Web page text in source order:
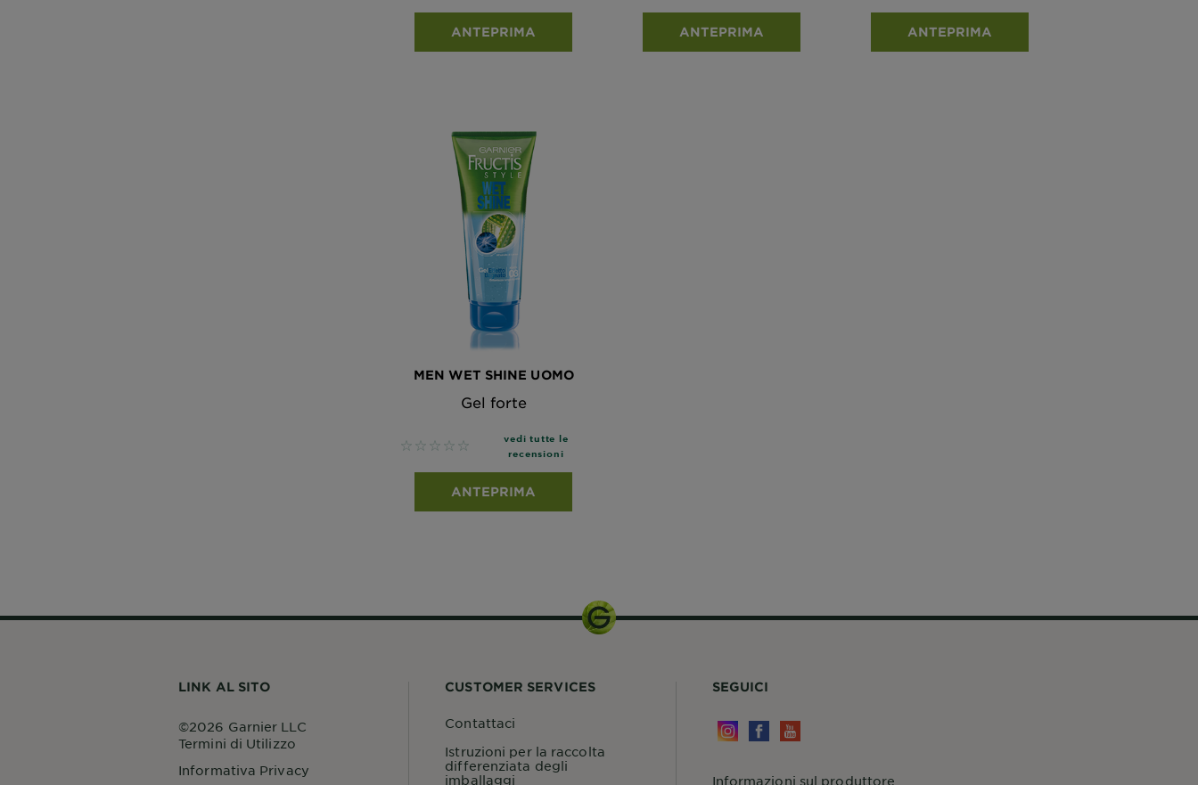
ANTEPRIMA ANTEPRIMA ANTEPRIMA
MEN WET SHINE UOMO
Gel forte
No reviews
vedi tutte le
recensioni
ANTEPRIMA
LINK AL SITO
Termini di Utilizzo
Informativa Privacy
©2026 Garnier LLC
CUSTOMER SERVICES
Contattaci
Istruzioni per la raccolta
differenziata degli
imballaggi
SEGUICI
Informazioni sul produttore